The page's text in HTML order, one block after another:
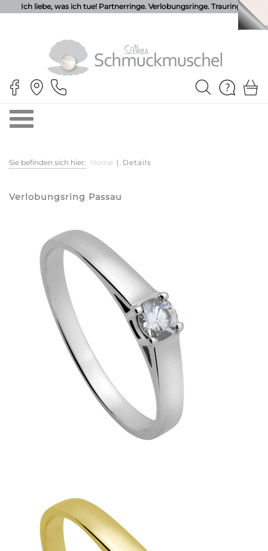
Ich liebe, was ich tue! Partnerringe. Verlobungsringe. Trauringe.
Sie befinden sich hier: Home | Details
Verlobungsring Passau